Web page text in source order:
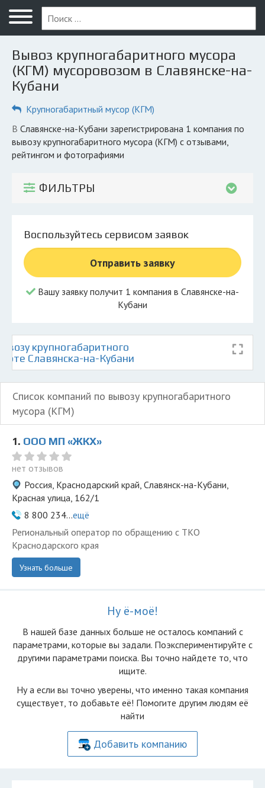
Меню
Главная
Вопрос юристу
Славянск-на-Кубани
ПОЛЬЗОВАТЕЛЯМ
Компании
Экоблог
Личный кабинет
Вывоз крупногабаритного мусора
(КГМ) мусоровозом в Славянске-на-
Кубани
Крупногабаритный мусор (КГМ)
в Славянске-на-Кубани зарегистрирована 1 компания по
вывозу крупногабаритного мусора (КГМ) с отзывами,
рейтингом и фотографиями
ФИЛЬТРЫ
Воспользуйтесь сервисом заявок
Отправить заявку
Вашу заявку получит 1 компания в Славянске-на-
Кубани
крупногабаритного
Славянска-на-Кубани
Список компаний по вывозу крупногабаритного
мусора (КГМ)
1. ООО МП «ЖКХ»
нет отзывов
Россия, Краснодарский край, Славянск-на-Кубани,
Красная улица, 162/1
8 800 234...ещё
Региональный оператор по обращению с ТКО
Краснодарского края
Узнать больше
Ну ё-моё!
В нашей базе данных больше не осталоcь компаний с
параметрами, которые вы задали. Поэкспериментируйте с
другими параметрами поиска. Вы точно найдете то, что
ищите.
Ну а если вы точно уверены, что именно такая компания
существует, то добавьте её! Помогите другим людям её
найти
Добавить компанию